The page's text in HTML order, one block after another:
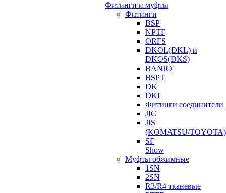
Фитинги и муфты
Фитинги
BSP
NPTF
ORFS
DKOL(DKL) и
DKOS(DKS)
BANJO
BSPT
DK
DKI
Фитинги соединители
JIC
JIS
(KOMATSU/TOYOTA)
SF
Show
Муфты обжимные
1SN
2SN
R3/R4 тканевые